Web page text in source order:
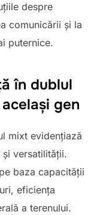
despre
comunicării și la
puternice.
în dublul
gen
mixt evidențiază
versatilității.
baza capacității
eficiența
a terenului.